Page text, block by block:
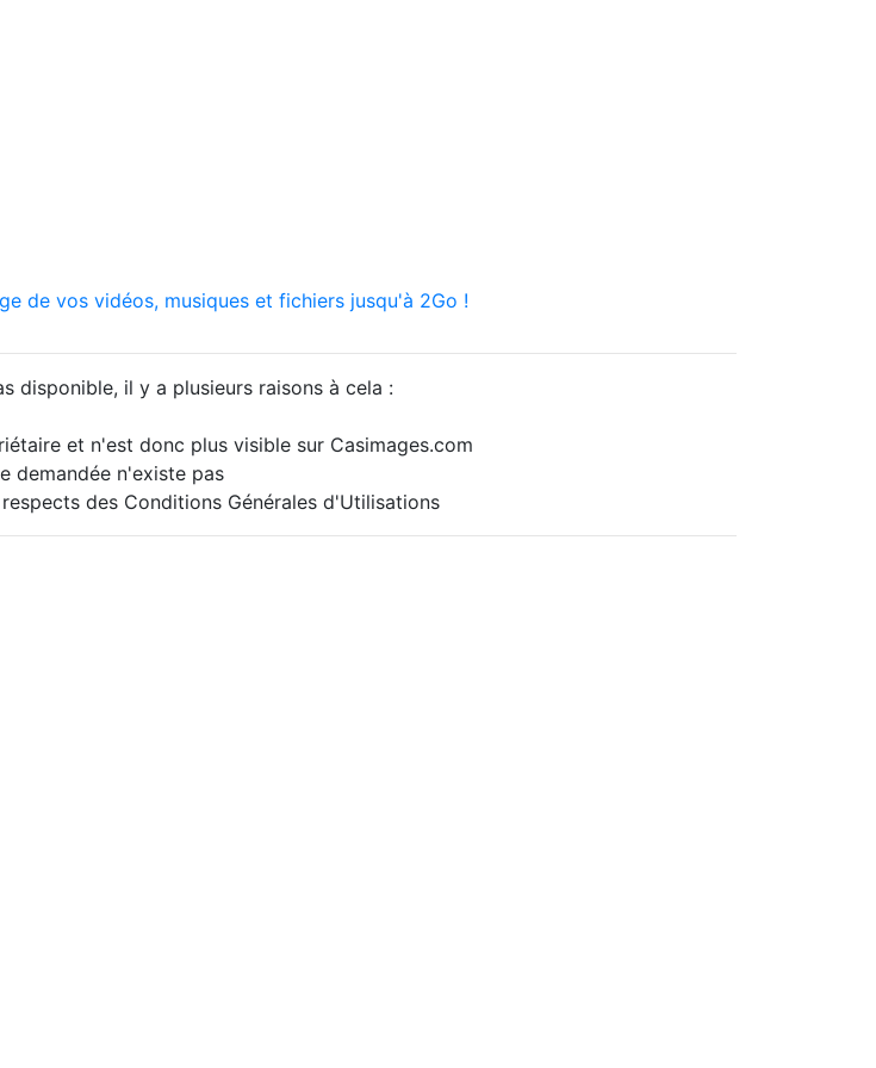
de vos vidéos, musiques et fichiers jusqu'à 2Go !
disponible, il y a plusieurs raisons à cela :
et n'est donc plus visible sur Casimages.com
demandée n'existe pas
des Conditions Générales d'Utilisations